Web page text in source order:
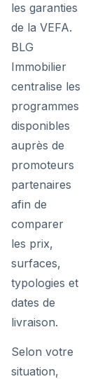
les garanties
de la VEFA.
BLG
Immobilier
centralise les
programmes
disponibles
auprès de
promoteurs
partenaires
afin de
comparer
les prix,
surfaces,
typologies et
dates de
livraison.
Selon votre
situation,